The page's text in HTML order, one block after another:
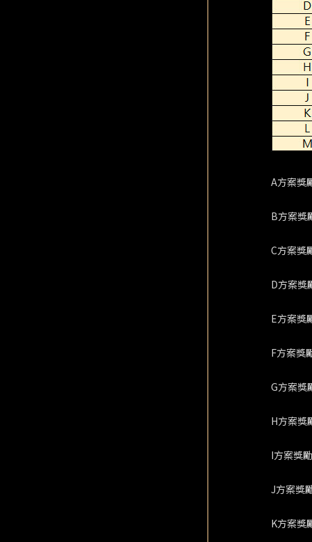
A方案獎
B方案獎
C方案獎
D方案獎
E方案獎
F方案獎
G方案獎
H方案獎
I方案獎
J方案獎
K方案獎